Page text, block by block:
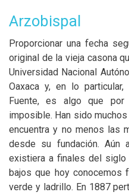
Arzobispal
Proporcionar una fecha
original de la vieja casona
Universidad Nacional
Oaxaca y, en lo
Fuente, es algo que
imposible. Han sido
encuentra y no menos las
desde su fundación. Aún
existiera a finales del
bajos que hoy conocemos
verde y ladrillo. En 1887